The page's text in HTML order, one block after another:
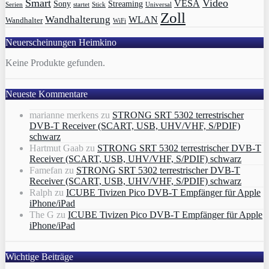
Serien Smart Sony startet Stick Streaming Universal VESA Video
Wandhalter Wandhalterung WiFi WLAN Zoll
Neuerscheinungen Heimkino
Keine Produkte gefunden.
Neueste Kommentare
marianne merkens zu STRONG SRT 5302 terrestrischer
DVB-T Receiver (SCART, USB, UHV/VHF, S/PDIF)
schwarz
Hartmut Gaab zu STRONG SRT 5302 terrestrischer DVB-T
Receiver (SCART, USB, UHV/VHF, S/PDIF) schwarz
Famefan zu STRONG SRT 5302 terrestrischer DVB-T
Receiver (SCART, USB, UHV/VHF, S/PDIF) schwarz
Ralph zu ICUBE Tivizen Pico DVB-T Empfänger für Apple
iPhone/iPad
The G zu ICUBE Tivizen Pico DVB-T Empfänger für Apple
iPhone/iPad
Wichtige Beiträge